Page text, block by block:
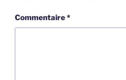
Commentaire*